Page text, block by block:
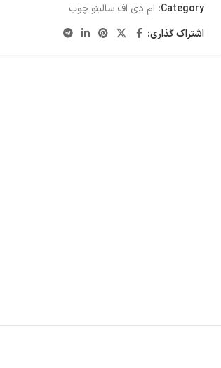
Category: ام دی اف سالینو چوب
اشتراک گذاری: